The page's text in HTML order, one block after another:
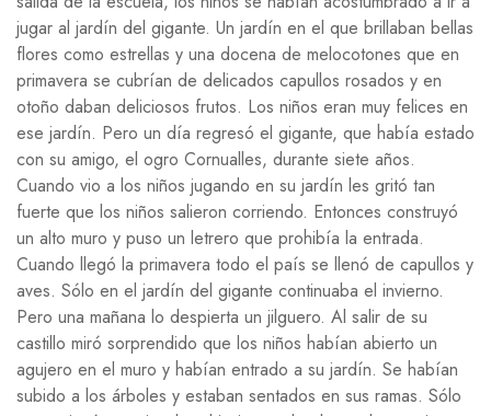
jugar al jardín del gigante. Un jardín en el que brillaban bellas
flores como estrellas y una docena de melocotones que en
primavera se cubrían de delicados capullos rosados y en
otoño daban deliciosos frutos. Los niños eran muy felices en
ese jardín. Pero un día regresó el gigante, que había estado
con su amigo, el ogro Cornualles, durante siete años.
Cuando vio a los niños jugando en su jardín les gritó tan
fuerte que los niños salieron corriendo. Entonces construyó
un alto muro y puso un letrero que prohibía la entrada.
Cuando llegó la primavera todo el país se llenó de capullos y
aves. Sólo en el jardín del gigante continuaba el invierno.
Pero una mañana lo despierta un jilguero. Al salir de su
castillo miró sorprendido que los niños habían abierto un
agujero en el muro y habían entrado a su jardín. Se habían
subido a los árboles y estaban sentados en sus ramas. Sólo